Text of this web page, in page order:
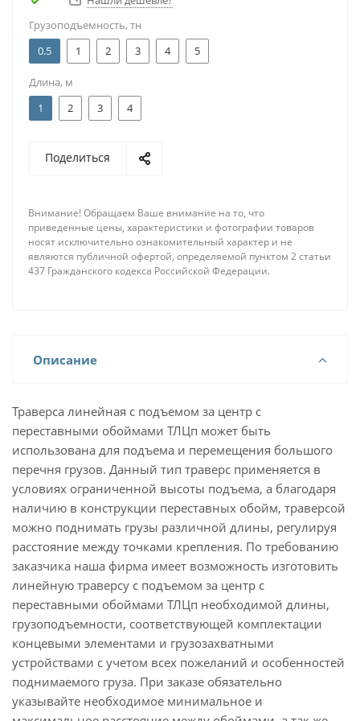
Грузоподъемность, тн
0.5
1 2 3 4 5
Длина, м
1
2 3 4
Поделиться
Внимание! Обращаем Ваше внимание на то, что
приведенные цены, характеристики и фотографии товаров
носят исключительно ознакомительный характер и не
являются публичной офертой, определяемой пунктом 2 статьи
437 Гражданского кодекса Российской Федерации.
Описание
Траверса линейная с подъемом за центр с
переставными обоймами ТЛЦп может быть
использована для подъема и перемещения большого
перечня грузов. Данный тип траверс применяется в
условиях ограниченной высоты подъема, а благодаря
наличию в конструкции переставных обойм, траверсой
можно поднимать грузы различной длины, регулируя
расстояние между точками крепления. По требованию
заказчика наша фирма имеет возможность изготовить
линейную траверсу с подъемом за центр с
переставными обоймами ТЛЦп необходимой длины,
грузоподъемности, соответствующей комплектации
концевыми элементами и грузозахватными
устройствами с учетом всех пожеланий и особенностей
поднимаемого груза. При заказе обязательно
указывайте необходимое минимальное и